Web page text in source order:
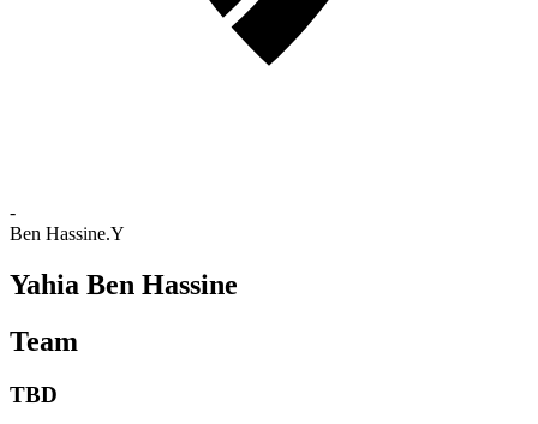
-
Ben Hassine.Y
Yahia Ben Hassine
Team
TBD